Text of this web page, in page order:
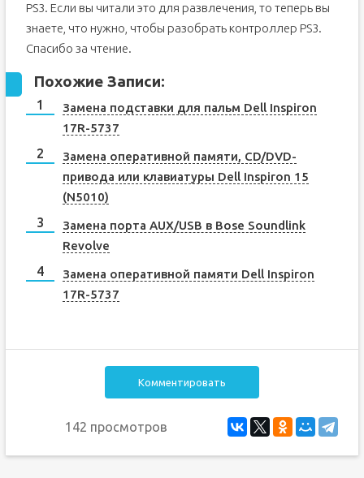
PS3. Если вы читали это для развлечения, то теперь вы
знаете, что нужно, чтобы разобрать контроллер PS3.
Спасибо за чтение.
Похожие Записи:
Замена подставки для пальм Dell Inspiron
17R-5737
Замена оперативной памяти, CD/DVD-
привода или клавиатуры Dell Inspiron 15
(N5010)
Замена порта AUX/USB в Bose Soundlink
Revolve
Замена оперативной памяти Dell Inspiron
17R-5737
Комментировать
142 просмотров